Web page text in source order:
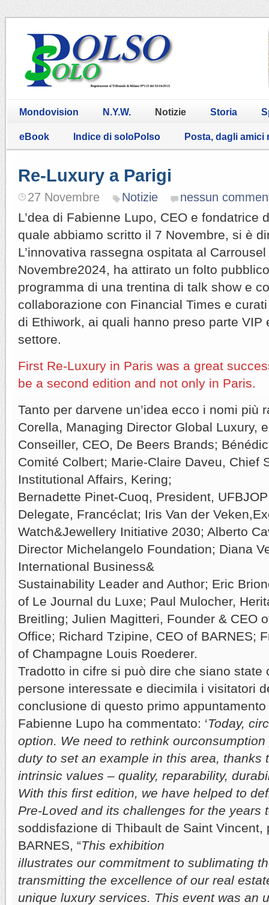
Mondovision N.Y.W. Notizie Storia
eBook Indice di soloPolso Posta, dagli amici
Re-Luxury a Parigi
27 Novembre Notizie nessun
L’dea di Fabienne Lupo, CEO e fondatrice
quale abbiamo scritto il 7 Novembre, si è
L’innovativa rassegna ospitata al
Novembre2024, ha attirato un folto
programma di una trentina di talk show e
collaborazione con Financial Times e
di Ethiwork, ai quali hanno preso parte VIP
settore.
First Re-Luxury in Paris was a great
be a second edition and not only in Paris.
Tanto per darvene un’idea ecco i nomi più
Corella, Managing Director Global Luxury,
Conseiller, CEO, De Beers Brands;
Comité Colbert; Marie-Claire Daveu, Chief
Institutional Affairs, Kering;
Bernadette Pinet-Cuoq, President,
Delegate, Francéclat; Iris Van der
Watch&Jewellery Initiative 2030; Alberto
Director Michelangelo Foundation; Diana
International Business&
Sustainability Leader and Author; Eric
of Le Journal du Luxe; Paul Mulocher,
Breitling; Julien Magitteri, Founder & CEO
Office; Richard Tzipine, CEO of BARNES;
of Champagne Louis Roederer.
Tradotto in cifre si può dire che siano state
persone interessate e diecimila i visitatori
conclusione di questo primo
Fabienne Lupo ha commentato: ‘Today,
option. We need to rethink
duty to set an example in this area, thanks
intrinsic values – quality, reparability,
With this first edition, we have helped to
Pre-Loved and its challenges for the years
soddisfazione di Thibault de Saint Vincent,
BARNES, “This exhibition
illustrates our commitment to sublimating
transmitting the excellence of our real
unique luxury services. This event was an